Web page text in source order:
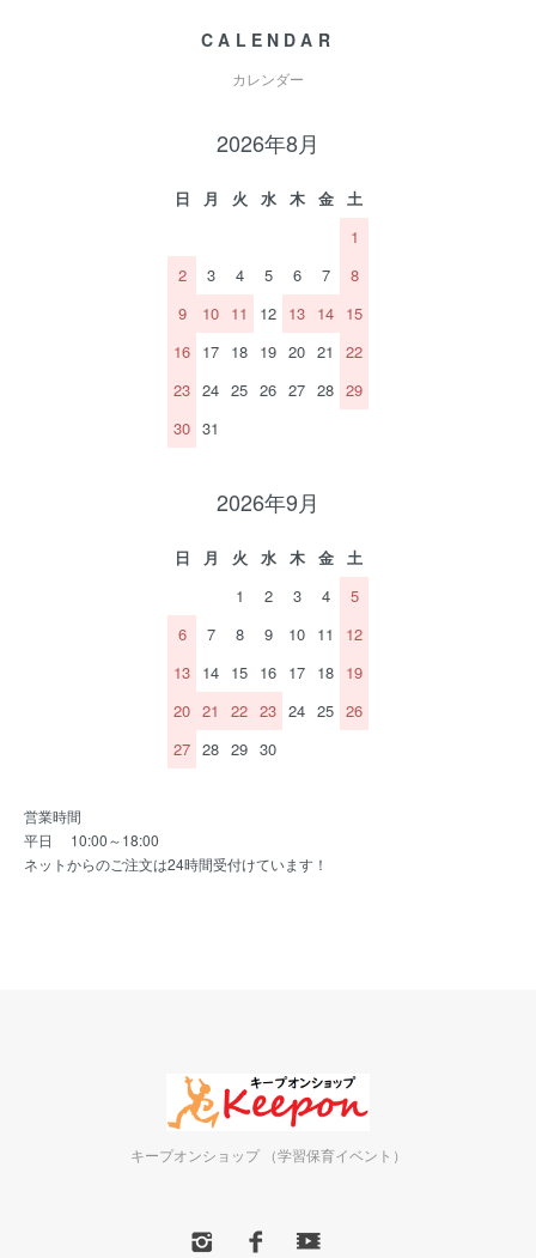
CALENDAR
カレンダー
2026年8月
日 月 火 水 木 金
土
1
2
3 4 5 6 7
8
9
10 11 12 13 14 15
16 17 18 19 20 21
22
23 24 25 26 27 28 29
30 31
2026年9月
日 月 火 水 木 金
土
1
2 3 4
5
6
7 8 9 10 11
12
13 14 15 16 17 18 19
20 21 22 23 24 25 26
27 28 29 30
営業時間
平日 10:00～18:00
ネットからのご注文は24時間受付けています！
キープオンショップ （学習保育イベント）